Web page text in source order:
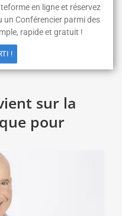
sur la
pour
en ligne et réservez
un Conférencier parmi des
rapide et gratuit !
!